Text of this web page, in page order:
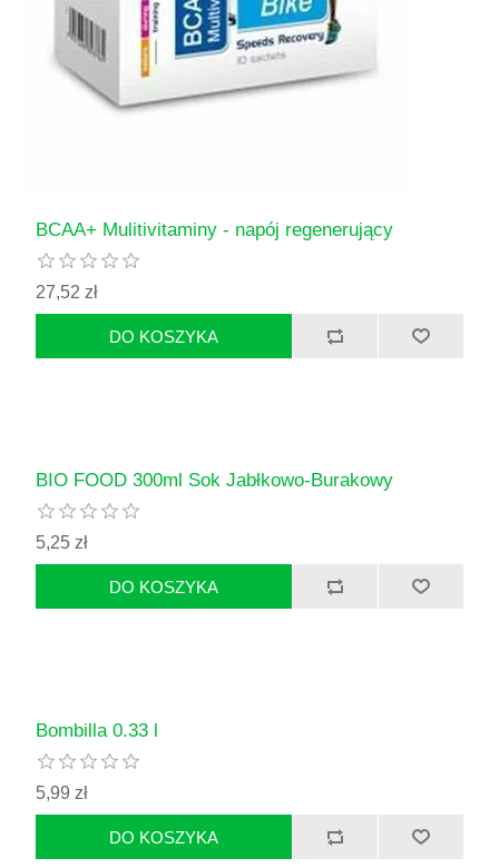
BCAA+ Mulitivitaminy - napój regenerujący
27,52 zł
BIO FOOD 300ml Sok Jabłkowo-Burakowy
5,25 zł
Bombilla 0.33 l
5,99 zł